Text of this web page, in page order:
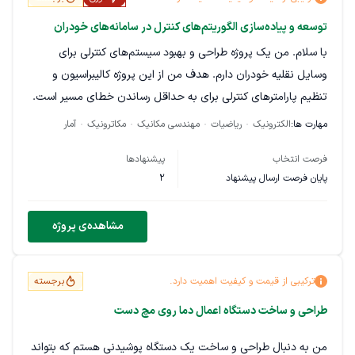
با تشکر 🙏
هدف، ساخت یک مدل دقیق و قابل اعتماد است که بتواند
در شرایط مختلف (حتی در حضور نویز) خروجی سیستم را
به‌درستی پیش‌بینی کند.
NARMAXHammerstein-Wiener
آشنایی و تجربه عملی با شناسایی سیستم‌های غیرخطی از نوع
بلک‌باکس
توانایی پیاده‌سازی مدل در محیط متلب (MATLAB) یا محیط‌های
توسعه و پیاده‌سازی الگوریتم‌های کنترل در سامانه‌های خودران
با سلام. من یک پروژه طراحی و بهبود سیستم‌های کنترلی برای
وسایل نقلیه خودران دارم. هدف من از این پروژه کالیبراسیون و
تنظیم پارامترهای کنترلی برای به حداقل رساندن خطای مسیر است.
تا جاهای خوبی بردمش جلو ولی نیاز به فرد خبره در این کار دارم.
مسیر‌یابی دارند (در یکی از رشته‌های مهندسی برق (کنترل)،
مکاترونیک، مهندسی مکانیک یا حوزه‌های مرتبط). فرد نامبرده
بایستی تسلط به MATLAB/Simulink، Python یا C++ داشته
مهارت ها:الکترونیک ریاضیات مهندسی مکانیک مکاترونیک آمار
فرصت انتخاب
پایان فرصت ارسال پیشنهاد
پیشنهادها
2
مشاهده‌ی پروژه
ترکیبی از قیمت و کیفیت اهمیت دارد. برجسته
طراحی و ساخت دستگاه اعمال دما روی مچ دست
من به دنبال طراحی و ساخت یک دستگاه پوشیدنی هستم که بتواند